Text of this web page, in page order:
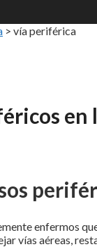
> vía periférica
enfermos
vías aéreas,